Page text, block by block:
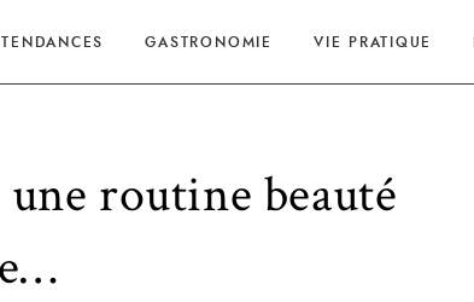
TENDANCES GASTRONOMIE VIE PRATIQUE
routine beauté